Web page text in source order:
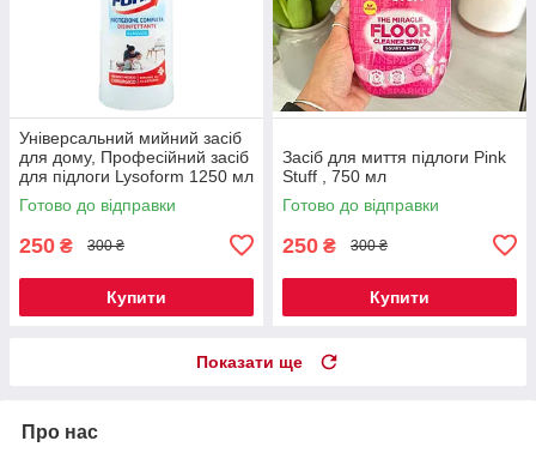
Універсальний мийний засіб
для дому, Професійний засіб
для підлоги Lysoform 1250 мл
Готово до відправки
250 ₴ 300 ₴
Купити
Засіб для миття підлоги Pink
Stuff , 750 мл
Готово до відправки
250 ₴ 300 ₴
Купити
Показати ще
Про нас